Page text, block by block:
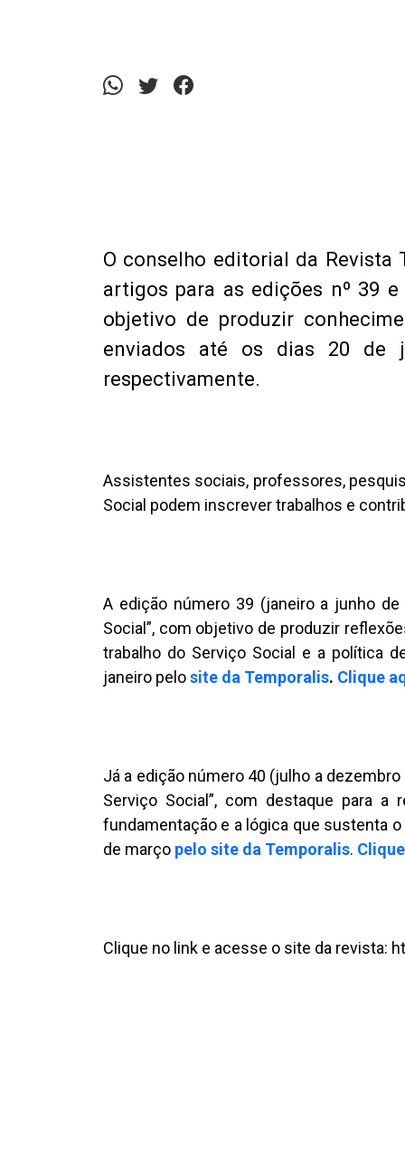
O conselho editorial da Revista
artigos para as edições nº 39
objetivo de produzir
enviados até os dias 20 de
respectivamente.
Assistentes sociais, professores,
Social podem inscrever trabalhos e
A edição número 39 (janeiro a junho
Social”, com objetivo de produzir
trabalho do Serviço Social e a política
janeiro pelosite da Temporalis. Clique
Já a edição número 40 (julho a
Serviço Social”, com destaque para a
fundamentação e a lógica que sustenta
de março pelo site da Temporalis.
Clique no link e acesse o site da